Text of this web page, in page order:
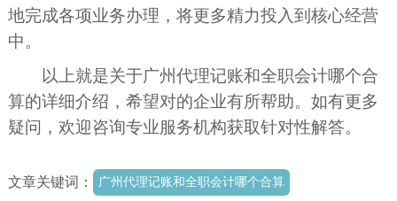
地完成各项业务办理，将更多精力投入到核心经营
中。
以上就是关于广州代理记账和全职会计哪个合
算的详细介绍，希望对的企业有所帮助。如有更多
疑问，欢迎咨询专业服务机构获取针对性解答。
文章关键词： 广州代理记账和全职会计哪个合算